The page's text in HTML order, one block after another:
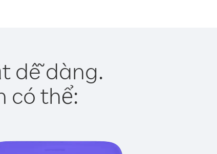
dễ dàng.
có thể: